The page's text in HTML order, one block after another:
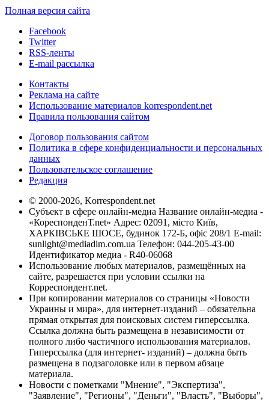
Полная версия сайта
Facebook
Twitter
RSS-ленты
E-mail рассылка
Контакты
Реклама на сайте
Использование материалов korrespondent.net
Правила пользования сайтом
Договор пользования сайтом
Политика в сфере конфиденциальности и персональных
данных
Пользовательское соглашение
Редакция
© 2000-2026, Korrespondent.net
Субъект в сфере онлайн-медиа Название онлайн-медиа -
«КореспонденТ.net» Адрес: 02091, місто Київ,
ХАРКІВСЬКЕ ШОСЕ, будинок 172-Б, офіс 208/1 E-mail:
sunlight@mediadim.com.ua Телефон: 044-205-43-00
Идентификатор медиа - R40-06068
Использование любых материалов, размещённых на
сайте, разрешается при условии ссылки на
Корреспондент.net.
При копировании материалов со страницы «Новости
Украины и мира», для интернет-изданий – обязательна
прямая открытая для поисковых систем гиперссылка.
Ссылка должна быть размещена в независимости от
полного либо частичного использования материалов.
Гиперссылка (для интернет- изданий) – должна быть
размещена в подзаголовке или в первом абзаце
материала.
Новости с пометками "Мнение", "Экспертиза",
"Заявление", "Регионы", "Деньги", "Власть", "Выборы",